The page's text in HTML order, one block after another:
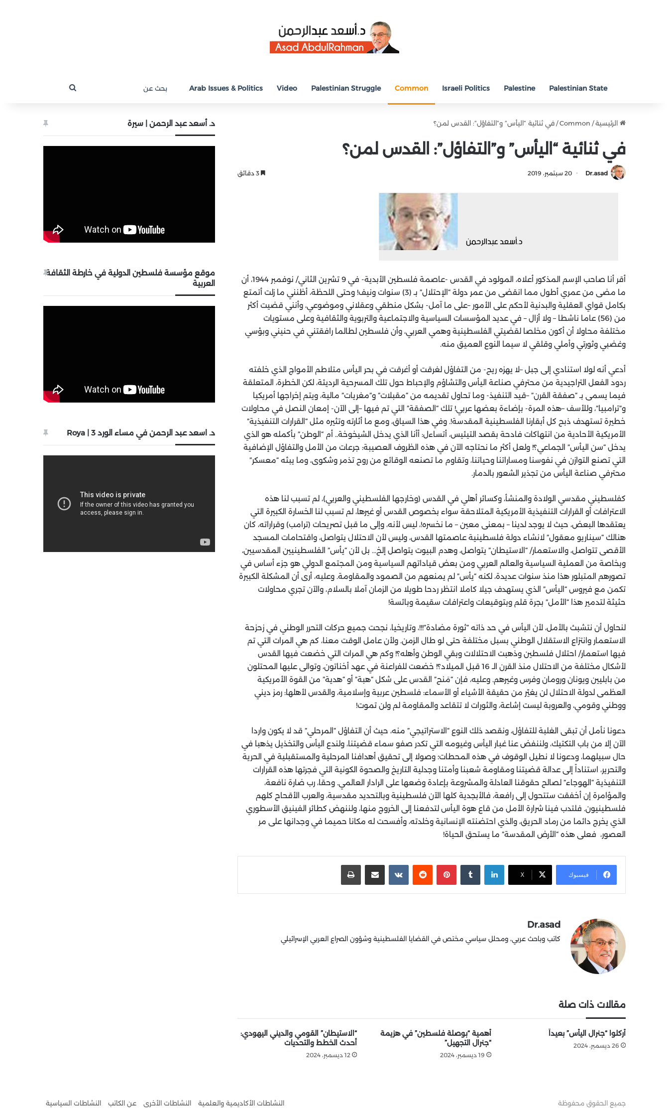
Palestinian State
Palestine
Israeli Politics
Common
Palestinian Struggle
Video
Arab Issues & Politics
الرئيسية/
Common
/في ثنائية “اليأس” و”التفاؤل”: القدس لمن؟
في ثنائية “اليأس” و”التفاؤل”: القدس لمن؟
Dr.asad 20 سبتمبر، 2019
أقر أنا صاحب الإسم المذكور أعلاه، المولود في القدس -عاصمة فلسطين الأبدية- في 9 تشرين الثاني/ نوفمبر 1944، أن
ما مضى من عمري أطول مما انقضى من عمر دولة “الإحتلال” بـ (3) سنوات ونيف! وحتى اللحظة، أظنني ما زلت أتمتع
بكامل قواي العقلية والبدنية لأحكم على الأمور –على ما آمل- بشكل منطقي وعقلاني وموضوعي، وأنني قضيت أكثر
من (56) عاما ناشطا – ولا أزال – في عديد المؤسسات السياسية والاجتماعية والتربوية والثقافية وعلى مستويات
مختلفة محاولا أن أكون مخلصا لقضيتي الفلسطينية وهمي العربي، وأن فلسطين لطالما رافقتني في حنيني وبؤسي
وغضبي وثورتي وأملي وقلقي لا سيما النوع العميق منه.
أدعي أنه لولا استنادي إلى جبل –لا يهزه ريح- من التفاؤل لغرقت أو أغرقت في بحر اليأس متلاطم الأمواج الذي خلفته
ردود الفعل التراجيدية من محترفي صناعة اليأس والتشاؤم والإحباط حول تلك المسرحية الرديئة، لكن الخطرة، المتعلقة
فيما يسمى بـ “صفقة القرن” –قيد التنفيذ- وما تحاول تقديمه من “مقبلات” و”مغريات” مالية، ويتم إخراجها أمريكيا
و”ترامبيا”، وللأسف –هذه المرة- بإضاءة بعضها عربي! تلك “الصفقة” التي تم فيها –إلى الآن- إمعان النصل في محاولات
خطيرة تستهدف ذبح كل أبقارنا الفلسطينية المقدسة!. وفي هذا السياق، ومع ما أثارته وتثيره مثل “القرارات التنفيذية”
الأمريكية الأحادية من انتهاكات فادحة بقصد التيئيس، أتساءل: أأنا الذي يدخل الشيخوخة.. أم “الوطن” بأكمله هو الذي
يدخل “سن اليأس” الجماعي؟! ولعل أكثر ما نحتاجه الآن في هذه الظروف العصيبة: جرعات من الأمل والتفاؤل الإضافية
التي تصنع التوازن في نفوسنا ومساراتنا وحياتنا، وتقاوم ما تصنعه الوقائع من روح تذمر وشكوى، وما يبثه “معسكر”
محترفي صناعة اليأس من تجذير الشعور بالدمار.
كفلسطيني مقدسي الولادة والمنشأ، وكسائر أهلي في القدس (وخارجها الفلسطيني والعربي)، لم تسبب لنا هذه
الاعترافات أو القرارات التنفيذية الأمريكية المتلاحقة سواء بخصوص القدس أو غيرها، لم تسبب لنا الخسارة الكبيرة التي
يعتقدها البعض، حيث لا يوجد لدينا – بمعنى معين – ما نخسره!، ليس لأنه، وإلى ما قبل تصريحات (ترامب) وقراراته، كان
هنالك “سيناريو معقول” لانشاء دولة فلسطينية عاصمتها القدس، وليس لأن الاحتلال يتواصل، واقتحامات المسجد
الأقصى تتواصل، والاستعمار/ “الاستيطان” يتواصل، وهدم البيوت يتواصل إلخ… بل لأن “يأس” الفلسطينيين المقدسيين،
وبخاصة من العملية السياسية والعالم العربي ومن بعض قياداتهم السياسية ومن المجتمع الدولي هو جزء أساس في
تصورهم المتبلور هذا منذ سنوات عديدة، لكنه “يأس” لم يمنعهم من الصمود والمقاومة. وعليه، أرى أن المشكلة الكبيرة
تكمن مع فيروس “اليأس” الذي يستهدف جيلا كاملا انتظر ردحا طويلا من الزمان آملا بالسلام، والآن تجري محاولات
حثيثة لتدمير هذا “الأمل” بجرة قلم وبتوقيعات واعترافات سقيمة وبائسة!
لنحاول أن نتشبث بالأمل، لأن اليأس في حد ذاته “ثورة مضادة”!!!، وتاريخيا، نجحت جميع حركات التحرر الوطني في زحزحة
الاستعمار وانتزاع الاستقلال الوطني بسبل مختلفة حتى لو طال الزمن. ولأن عامل الوقت معنا، كم هي المرات التي تم
فيها استعمار/ احتلال فلسطين وذهبت الاحتلالات وبقي الوطن وأهله؟! وكم هي المرات التي خضعت فيها القدس
لأشكال مختلفة من الاحتلال منذ القرن الـ 16 قبل الميلاد؟! خضعت للفراعنة في عهد أخناتون، وتوالى عليها المحتلون
من بابليين ويونان ورومان وفرس وغيرهم. وعليه، فإن “مَنح” القدس على شكل “هبة” أو “هدية” من القوة الأمريكية
العظمى لدولة الاحتلال لن يغيّر من حقيقة الأشياء أو الأسماء: فلسطين عربية وإسلامية، والقدس لأهلها: رمز ديني
ووطني وقومي، والعروبة ليست إشاعة، والثورات لا تتقاعد والمقاومة لم ولن تموت!
دعونا نأمل أن تبقى الغلبة للتفاؤل، ونقصد ذلك النوع “الاستراتيجي” منه، حيث أن التفاؤل “المرحلي” قد لا يكون واردا
الآن إلا من باب التكتيك، ولننفض عنا غبار اليأس وغيومه التي تكدر صفو سماء قضيتنا، ولندع اليأس والتخذيل يذهبا في
حال سبيلهما، ودعونا لا نطيل الوقوف في هذه المحطات؛ وصولا إلى تحقيق أهدافنا المرحلية والمستقبلية في الحرية
والتحرير، استناداً إلى عدالة قضيتنا ومقاومة شعبنا وأمتنا وجدلية التاريخ والصحوة الكونية التي فجرتها هذه القرارات
التنفيذية “الهوجاء” لصالح حقوقنا العادلة والمشروعة بإعادة وضعها على الرادار العالمي. وحقا، رب ضارة نافعة،
والمؤامرة إن أخفقت ستتحول إلى رافعة، فالأبجدية كلها الآن فلسطينية وبالتحديد مقدسية، والعرب الأقحاح كلهم
فلسطينيون. فلتدب فينا شرارة الأمل من قاع هوة اليأس لتدفعنا إلى الخروج منها، ولننهض كطائر الفينيق الأسطوري
الذي يخرج دائما من رماد الحريق، والذي احتضنته الإنسانية وخلدته، وأفسحت له مكانا حميما في وجدانها على مر
العصور، فعلى هذه “الأرض المقدسة” ما يستحق الحياة!
فيسبوك X
لينكدإن بينتيريست
Dr.asad
كاتب وباحث عربي، ومحلل سياسي مختص في القضايا الفلسطينية وشؤون الصراع العربي الإسرائيلي
مقالات ذات صلة
أُركلوا “جنرال اليأس” بعيداً
26 ديسمبر، 2024
أهمية “بوصلة فلسطين” في هزيمة
“جنرال التجهيل”
19 ديسمبر، 2024
“الاستيطان” القومي والديني اليهودي:
أحدث الخطط والتحديات
12 ديسمبر، 2024
د. أسعد عبد الرحمن | سيرة
موقع مؤسسة فلسطين الدولية في خارطة الثقافة
العربية
د. اسعد عبد الرحمن في مساء الورد 3 | Roya
جميع الحقوق محفوظة النشاطات الأكاديمية والعلمية النشاطات الأخرى عن الكاتب النشاطات السياسية